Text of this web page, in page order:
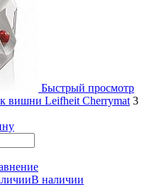
Быстрый просмотр
вишни Leifheit Cherrymat 3
В наличии